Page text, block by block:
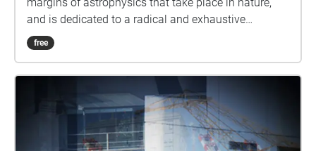
and is dedicated to a radical and exhaustive
contemplation of the universe.
free